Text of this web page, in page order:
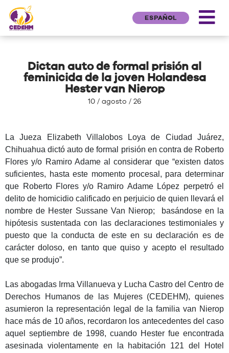
ESPAÑOL
Dictan auto de formal prisión al
feminicida de la joven Holandesa
Hester van Nierop
10 / agosto / 26
La Jueza Elizabeth Villalobos Loya de Ciudad Juárez,
Chihuahua dictó auto de formal prisión en contra de Roberto
Flores y/o Ramiro Adame al considerar que “existen datos
suficientes, hasta este momento procesal, para determinar
que Roberto Flores y/o Ramiro Adame López perpetró el
delito de homicidio calificado en perjuicio de quien llevará el
nombre de Hester Sussane Van Nierop;
basándose en la
hipótesis sustentada con las declaraciones testimoniales y
puesto que la conducta de este en su declaración es de
carácter doloso, en tanto que quiso y acepto el resultado
que se produjo”.
Las abogadas Irma Villanueva y Lucha Castro del Centro de
Derechos Humanos de las Mujeres (CEDEHM), quienes
asumieron la representación legal de la familia van Nierop
hace más de 10 años, recordaron los antecedentes del caso
aquel septiembre de 1998, cuando Hester fue encontrada
asesinada violentamente en la habitación 121 del Hotel